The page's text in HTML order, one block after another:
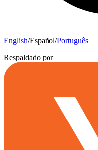
English/Español/Português
Respaldado por